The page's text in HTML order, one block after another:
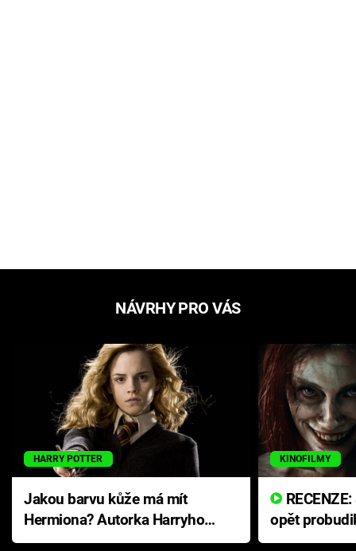
NÁVRHY PRO VÁS
HARRY POTTER
Jakou barvu kůže má mít
Hermiona? Autorka Harryho
Pottera přišla s ráznou
KINOFILMY
opět
přichází s